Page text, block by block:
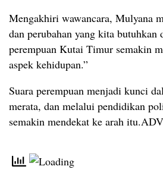
Mengakhiri wawancara, Mulyana
dan perubahan yang kita
perempuan Kutai Timur semakin
aspek kehidupan.”
Suara perempuan menjadi kunci
merata, dan melalui pendidikan
semakin mendekat ke arah itu.ADV